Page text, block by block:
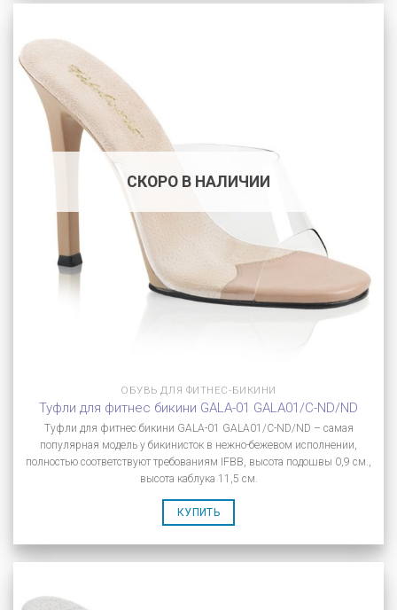
СКОРО В НАЛИЧИИ
ОБУВЬ ДЛЯ ФИТНЕС-БИКИНИ
Туфли для фитнес бикини GALA-01 GALA01/C-ND/ND
Туфли для фитнес бикини GALA-01 GALA01/C-ND/ND – самая
популярная модель у бикинисток в нежно-бежевом исполнении,
полностью соответствуют требованиям IFBB, высота подошвы 0,9 см.,
высота каблука 11,5 см.
КУПИТЬ